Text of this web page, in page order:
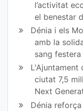
l’activitat
el benestar
Dénia i els
amb la
sang festera
L'Ajuntament
ciutat 7,5
Next
Dénia